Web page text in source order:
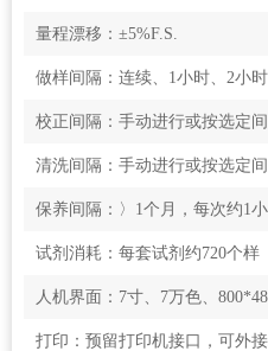
量程漂移：±5%F.S.
做样间隔：连续、1小时、2小
校正间隔：手动进行或按选定
清洗间隔：手动进行或按选定
保养间隔：〉1个月，每次约1
试剂消耗：每套试剂约720个样
人机界面：7寸、7万色、
打印：预留打印机接口，可外